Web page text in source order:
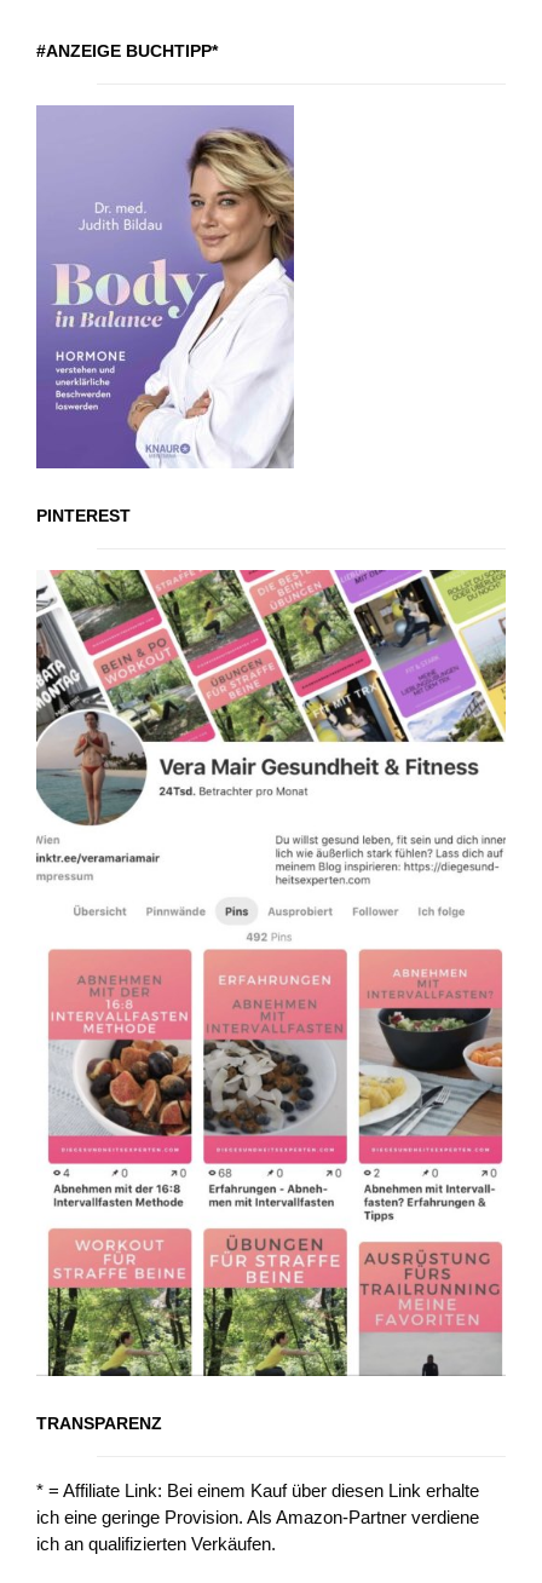
#ANZEIGE BUCHTIPP*
PINTEREST
TRANSPARENZ
* = Affiliate Link: Bei einem Kauf über diesen Link erhalte
ich eine geringe Provision. Als Amazon-Partner verdiene
ich an qualifizierten Verkäufen.